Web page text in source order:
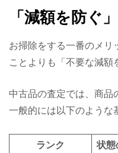
「減額を防ぐ
お掃除をする一番のメリ
ことよりも「不要な減額
中古品の査定では、商品
一般的には以下のような
ランク 状